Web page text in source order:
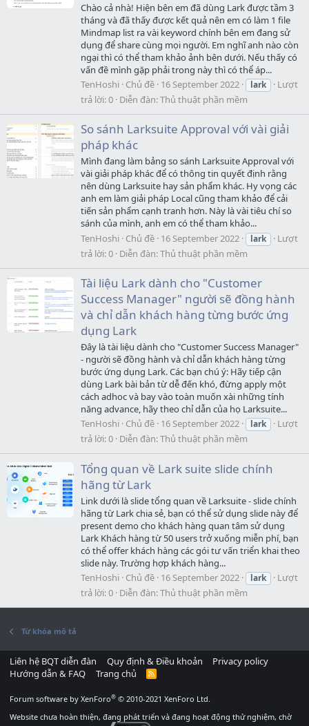
Chào cả nhà! Hiện bên em đã dùng Lark được tầm 3
tháng và đã thấy được kết quả nên em có làm 1 file
Mindmap list ra vài keyword chính bên em đang sử
dụng để share cùng mọi người. Em nghĩ anh nào còn
ngại thì có thể tham khảo ảnh bên dưới. Nếu thấy có
vấn đề mình gặp phải trong này thì có thể áp...
TenHoshi Chủ đề 16 September 2022 lark
Lượt
trả lời: 0 Diễn đàn:Thủ thuật phần mềm
So sánh Larksuite Approval với vài giải
pháp khác
Mình đang làm bảng so sánh Larksuite Approval với
vài giải pháp khác để có thông tin quyết định rằng
nên dùng Larksuite hay sản phẩm khác. Hy vọng các
anh em làm giải pháp Local cũng tham khảo để cải
tiến sản phẩm cạnh tranh hơn. Này là vài tiêu chí so
sánh của mình, anh em có thể tham khảo...
TenHoshi Chủ đề 16 September 2022 lark
Lượt
trả lời: 0 Diễn đàn:Thủ thuật phần mềm
Tài liệu Lark dành cho "Customer
Success Manager" người sẽ đồng hành
và chỉ dẫn khách hàng từng bước ứng
dụng Lark
Đây là tài liệu dành cho "Customer Success Manager"
- người sẽ đồng hành và chỉ dẫn khách hàng từng
bước ứng dụng Lark. Các bạn chú ý: Hãy tiếp cận
dùng Lark bài bản từ dễ đến khó, đừng apply một
cách adhoc và bay vào toàn muốn xài những tính
năng advance, hãy theo chỉ dẫn của họ Larksuite...
TenHoshi Chủ đề 16 September 2022 lark
Lượt
trả lời: 0 Diễn đàn:Thủ thuật phần mềm
Tổng quan về Lark suite slide chính
hãng từ Lark
Link dưới là slide tổng quan về Larksuite - slide chính
hãng từ Lark chia sẻ, bạn có thể sử dụng slide này để
present demo cho khách hàng quan tâm sử dụng
Lark Khách hàng từ 50 users trở xuống miễn phí, bạn
có thể offer khách hàng các gói tư vấn triển khai theo
slide này. Trường hợp khách hàng...
TenHoshi Chủ đề 16 September 2022 lark
Lượt
trả lời: 0 Diễn đàn:Thủ thuật phần mềm
Từ khóa mô tả
Liên hệ BQT diễn đàn Quy định & Điều khoản
Privacy policy
Hướng dẫn & FAQ
Trang chủ
R
Forum software by XenForo® © 2010-2021 XenForo Ltd.
Website chưa hoàn thiện, đang phát triển và đang hoạt động thử nghiệm, chờ